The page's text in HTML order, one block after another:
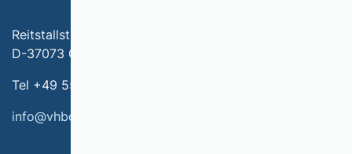
Reitstallstr. 7
D-37073 Göttingen
Tel +49 551 79778-566
info@vhbonline.org